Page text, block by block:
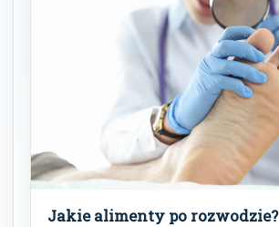
Jakie alimenty po rozwodzie?